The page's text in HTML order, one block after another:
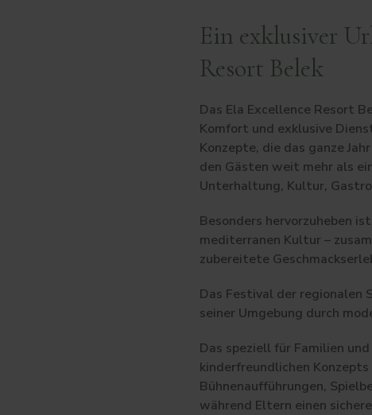
Ein exklusiver
Resort Belek
Das Ela Excellence Resort
Komfort und exklusive
Konzepte, die das ganze
den Gästen weit mehr als
Unterhaltung, Kultur,
Besonders hervorzuheben
mediterranen Kultur –
zubereitete
Das Festival der
seiner Umgebung durch
Das speziell für Familien
kinderfreundlichen
Bühnenaufführungen,
während Eltern einen